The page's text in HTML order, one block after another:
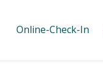
Online-Check-In